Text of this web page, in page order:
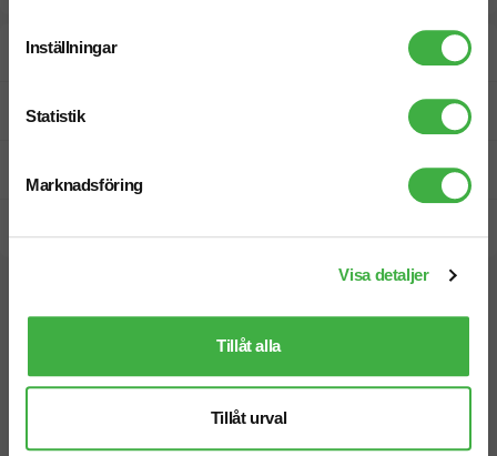
Inställningar
Statistik
Marknadsföring
Visa detaljer
Tillåt alla
Tillåt urval
Designskiss inom 1 h
Fri offert
Vi hjälper dig gärna!